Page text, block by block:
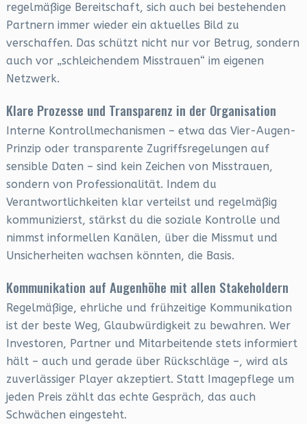
regelmäßige Bereitschaft, sich auch bei bestehenden
Partnern immer wieder ein aktuelles Bild zu
verschaffen. Das schützt nicht nur vor Betrug, sondern
auch vor „schleichendem Misstrauen“ im eigenen
Netzwerk.
Klare Prozesse und Transparenz in der Organisation
Interne Kontrollmechanismen – etwa das Vier-Augen-
Prinzip oder transparente Zugriffsregelungen auf
sensible Daten – sind kein Zeichen von Misstrauen,
sondern von Professionalität. Indem du
Verantwortlichkeiten klar verteilst und regelmäßig
kommunizierst, stärkst du die soziale Kontrolle und
nimmst informellen Kanälen, über die Missmut und
Unsicherheiten wachsen könnten, die Basis.
Kommunikation auf Augenhöhe mit allen Stakeholdern
Regelmäßige, ehrliche und frühzeitige Kommunikation
ist der beste Weg, Glaubwürdigkeit zu bewahren. Wer
Investoren, Partner und Mitarbeitende stets informiert
hält – auch und gerade über Rückschläge –, wird als
zuverlässiger Player akzeptiert. Statt Imagepflege um
jeden Preis zählt das echte Gespräch, das auch
Schwächen eingesteht.